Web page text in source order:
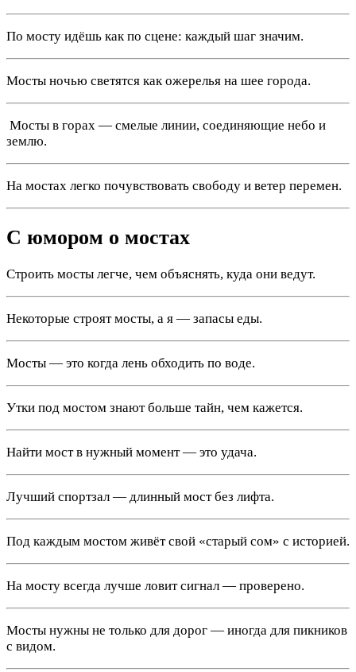
По мосту идёшь как по сцене: каждый шаг значим.
Мосты ночью светятся как ожерелья на шее города.
️ Мосты в горах — смелые линии, соединяющие небо и
землю.
На мостах легко почувствовать свободу и ветер перемен.
С юмором о мостах
Строить мосты легче, чем объяснять, куда они ведут.
Некоторые строят мосты, а я — запасы еды.
Мосты — это когда лень обходить по воде.
Утки под мостом знают больше тайн, чем кажется.
Найти мост в нужный момент — это удача.
Лучший спортзал — длинный мост без лифта.
Под каждым мостом живёт свой «старый сом» с историей.
На мосту всегда лучше ловит сигнал — проверено.
Мосты нужны не только для дорог — иногда для пикников
с видом.